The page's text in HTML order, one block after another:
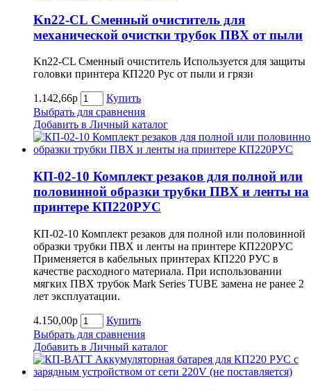
Kn22-CL Сменный очиститель для
механической очистки трубок ПВХ от пыли
Kn22-CL Сменный очиститель Используется для защиты
головки принтера КП220 Рус от пыли и грязи
1.142,66р
Купить
Выбрать для сравнения
Добавить в Личный каталог
КП-02-10 Комплект резаков для полной или
половинной образки трубки ПВХ и ленты на
принтере КП220РУС
КП-02-10 Комплект резаков для полной или половинной
образки трубки ПВХ и ленты на принтере КП220РУС
Применяется в кабельных принтерах КП220 РУС в
качестве расходного материала. При использовании
мягких ПВХ трубок Mark Series TUBE замена не ранее 2
лет эксплуатации.
4.150,00р
Купить
Выбрать для сравнения
Добавить в Личный каталог